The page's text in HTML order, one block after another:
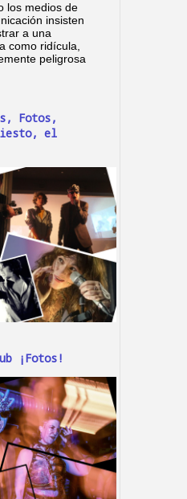
los medios de
insisten
a una
como ridícula,
peligrosa
Fotos,
el
¡Fotos!